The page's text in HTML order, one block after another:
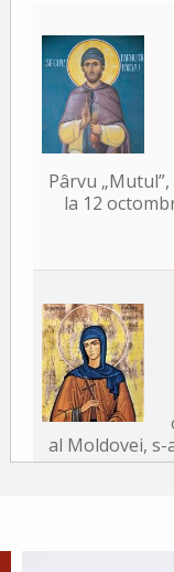
Pârvu
la 12
al Moldovei, s-